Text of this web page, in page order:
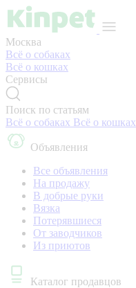
Москва
Всё о собаках
Всё о кошках
Сервисы
Поиск по статьям
Всё о собаках Всё о кошках
Объявления
Все объявления
На продажу
В добрые руки
Вязка
Потерявшиеся
От заводчиков
Из приютов
Каталог продавцов